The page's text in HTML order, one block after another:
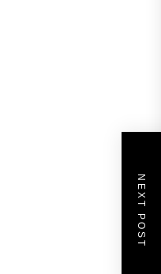
NEXT POST